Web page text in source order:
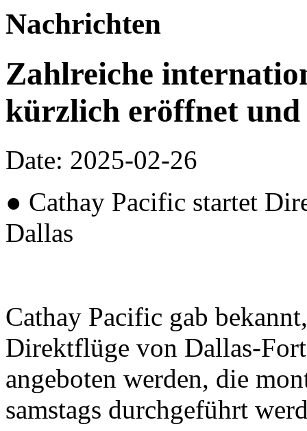
Nachrichten
Zahlreiche
kürzlich eröffnet und
Date: 2025-02-26
● Cathay Pacific startet
Dallas
Cathay Pacific gab
Direktflüge von Dallas-
angeboten werden, die
samstags durchgeführt